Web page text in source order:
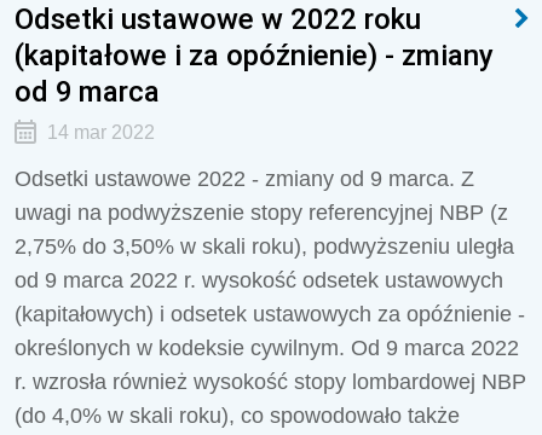
Odsetki ustawowe w 2022 roku
(kapitałowe i za opóźnienie) - zmiany
od 9 marca
14 mar 2022
Odsetki ustawowe 2022 - zmiany od 9 marca. Z
uwagi na podwyższenie stopy referencyjnej NBP (z
2,75% do 3,50% w skali roku), podwyższeniu uległa
od 9 marca 2022 r. wysokość odsetek ustawowych
(kapitałowych) i odsetek ustawowych za opóźnienie -
określonych w kodeksie cywilnym. Od 9 marca 2022
r. wzrosła również wysokość stopy lombardowej NBP
(do 4,0% w skali roku), co spowodowało także